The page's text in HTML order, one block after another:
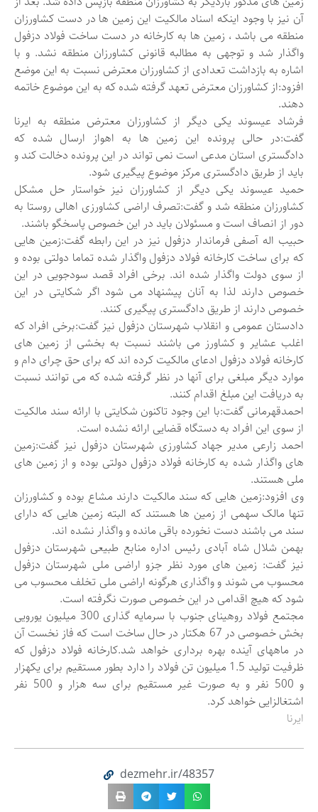
آن نیز با وجود اینکه اسناد مالکیت این زمین ها در دست کشاورزان
منطقه می باشد ، زمین ها به کارخانه در دست ساخت فولاد دزفول
واگذار شد و توجهی به مطالبه قانونی کشاورزان منطقه نشد. و با
اشاره به بازداشت تعدادی از کشاورزان معترض نسبت به این موضع
افزود:از کشاورزان معترض تعهد گرفته شده که به این موضوع خاتمه
دهند.
فرشاد عیسوند یکی دیگر از کشاورزان معترض منطقه به ایرنا
گفت:در حالی پرونده این زمین ها به اهواز ارسال شده که
دادگستری استان مدعی است نمی تواند در این پرونده دخالت کند و
باید از طریق دادگستری مرکز موضوع پیگیری شود.
حمید عیسوند یکی دیگر از کشاورزان نیز خواستار حل مشکل
کشاورزان منطقه شد و گفت:تصرف اراضی کشاورزی اهالی روستا به
دور از انصاف است و مسئولان باید در این خصوص پاسخگو باشند.
حبیب اله آصفی فرماندار دزفول نیز در این رابطه گفت:زمین هایی
که برای ساخت کارخانه فولاد دزفول واگذار شده تماما دولتی بوده و
از سوی دولت واگذار شده اند. برخی افراد قصد سودجویی در این
خصوص دارند لذا به آنان پیشنهاد می شود اگر شکایتی در این
خصوص دارند از طریق دادگستری پیگیری کنند.
دادستان عمومی و انقلاب شهرستان دزفول نیز گفت:برخی افراد که
اغلب عشایر و کشاورز می باشند نسبت به بخشی از زمین های
کارخانه فولاد دزفول ادعای مالکیت کرده اند که برای حق چرای دام و
موارد دیگر مبلغی برای آنها در نظر گرفته شده که می توانند نسبت
به دریافت این مبلغ اقدام کنند.
احمدقهرمانی گفت:با این وجود تاکنون شکایتی با ارائه سند مالکیت
از سوی این افراد به دستگاه قضایی ارائه نشده است.
احمد زارعی مدیر جهاد کشاورزی شهرستان دزفول نیز گفت:زمین
های واگذار شده به کارخانه فولاد دزفول دولتی بوده و از زمین های
ملی هستند.
وی افزود:زمین هایی که سند مالکیت دارند مشاع بوده و کشاورزان
تنها مالک سهمی از زمین ها هستند که البته زمین هایی که دارای
سند می باشند دست نخورده باقی مانده و واگذار نشده اند.
بهمن شلال شاه آبادی رئیس اداره منابع طبیعی شهرستان دزفول
نیز گفت: زمین های مورد نظر جزو اراضی ملی شهرستان دزفول
محسوب می شوند و واگذاری هرگونه اراضی ملی تخلف محسوب می
شود که هیچ اقدامی در این خصوص صورت نگرفته است.
مجتمع فولاد روهینای جنوب با سرمایه گذاری 300 میلیون یورویی
بخش خصوصی در 67 هکتار در حال ساخت است که فاز نخست آن
در ماههای آینده بهره برداری خواهد شد.کارخانه فولاد دزفول که
ظرفیت تولید 1.5 میلیون تن فولاد را دارد بطور مستقیم برای یکهزار
و 500 نفر و به صورت غیر مستقیم برای سه هزار و 500 نفر
اشتغالزایی خواهد کرد.
ایرنا
dezmehr.ir/48357